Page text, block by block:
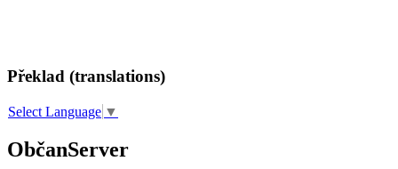
Překlad (translations)
Select Language ▼
ObčanServer